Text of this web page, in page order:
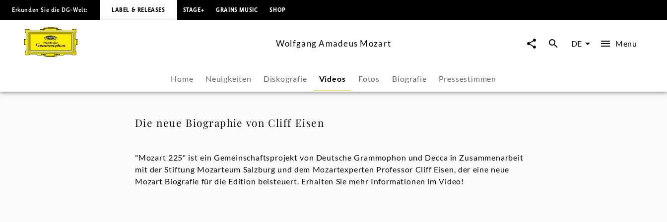
Die
neue
von
Erkunden Sie die DG-Welt: LABEL & RELEASES STAGE+ GRAINS MUSIC SHOP
Wolfgang Amadeus Mozart DE Menu
Home Neuigkeiten Diskografie Videos Fotos Biografie Pressestimmen
Die neue Biographie von Cliff Eisen
"Mozart 225" ist ein Gemeinschaftsprojekt von Deutsche Grammophon und Decca in Zusammenarbeit
mit der Stiftung Mozarteum Salzburg und dem Mozartexperten Professor Cliff Eisen, der eine neue
Mozart Biografie für die Edition beisteuert. Erhalten Sie mehr Informationen im Video!